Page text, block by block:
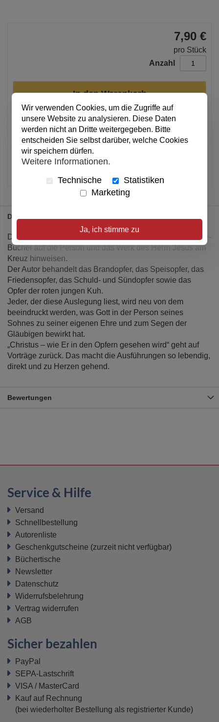
7,90 €
pro Stück
Anzahl
In den Warenkorb
Alle Preise inkl. MwSt.
Details
Dieses Buch zeigt klar, wie die Opfervorschriften der Mose-
Bücher auf die Person und das Werk des Herrn Jesus am
Kreuz hinweisen.
Der Autor behandelt das Brandopfer, das Speisopfer, das
Friedensopfer, das Schuld- und Sündopfer sowie das
Opfer der roten jungen Kuh.
Jeder, der diese Auslegung liest, wird neu von dem
beeindruckt werden, was Gott in der Person seines
Sohnes zu seiner eigenen Ehre und zum Segen der
Gläubigen bewirkt hat.
„Christus – wie Er in den Opfern gesehen wird“ geht auf
Vorträge zurück. Das macht die Ausführungen so lebendig,
direkt und zu Herzen gehend.
Bewertungen
Wir verwenden Cookies, um die Zugriffe auf
unsere Website zu analysieren. Diese Daten
werden nicht an Dritte weitergegeben. Bitte
entscheiden Sie selbst darüber, welche Cookies
wir speichern dürfen.
Weitere Informationen.
Technische
Statistiken
Marketing
Ja, ich stimme zu
Service & Hilfe
Versand
Schnellbestellung
Autorenliste
Geschenkgutscheine (zurzeit nicht verfügbar)
Büchertische
Newsletter
Datenschutz
Widerrufsbelehrung
Vertrag widerrufen
AGB
Sicher bezahlen
PayPal
SEPA-Lastschrift
VISA / MasterCard
Kauf auf Rechnung
(bei wiederholter Bestellung als registrierter Kunde)